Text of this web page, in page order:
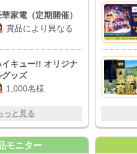
家電（定期開催）
賞品により異なる
イキュー!! オリジナ
グッズ
1,000名様
っと見る
モニター